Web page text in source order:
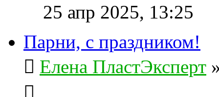
25 апр 2025, 13:25
Парни, с праздником!
Елена ПластЭксперт